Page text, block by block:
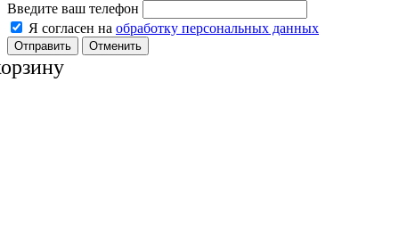
Введите ваш телефон
Я согласен на обработку персональных данных
Отменить